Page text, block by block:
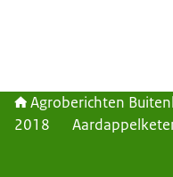
Agroberichten
2018